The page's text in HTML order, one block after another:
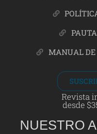
MANUAL DE
Revista
desde
NUESTRO